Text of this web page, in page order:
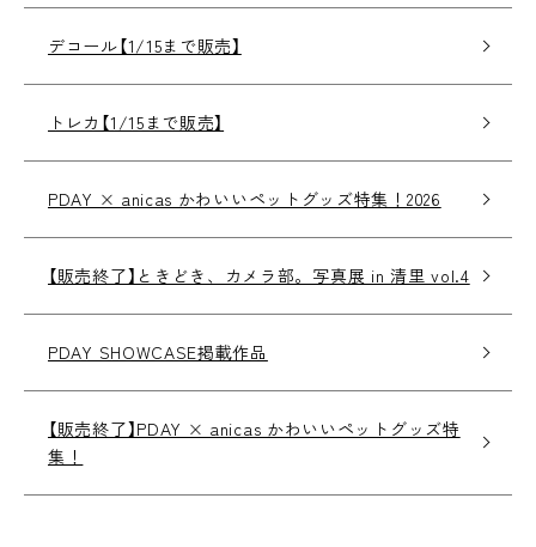
デコール【1/15まで販売】
トレカ【1/15まで販売】
PDAY × anicas かわいいペットグッズ特集！2026
【販売終了】ときどき、カメラ部。写真展 in 清里 vol.4
PDAY SHOWCASE掲載作品
【販売終了】PDAY × anicas かわいいペットグッズ特
集！